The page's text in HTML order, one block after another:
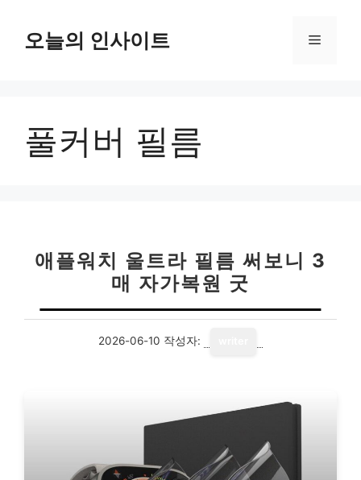
오늘의 인사이트 메
풀커버 필름
애플워치 울트라 필름 써보니 3
매 자가복원 굿
2026-06-10 작성자: